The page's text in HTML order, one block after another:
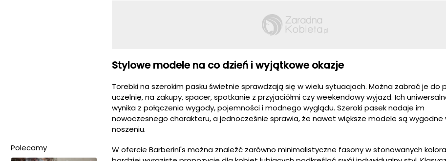
Stylowe modele na co dzień i wyjątkowe okazje
Torebki na szerokim pasku świetnie sprawdzają się w wielu sytuacjach. Można zabrać je do
uczelnię, na zakupy, spacer, spotkanie z przyjaciółmi czy weekendowy wyjazd. Ich
wynika z połączenia wygody, pojemności i modnego wyglądu. Szeroki pasek nadaje im
nowoczesnego charakteru, a jednocześnie sprawia, że nawet większe modele są wygodne
noszeniu.
W ofercie Barberini's można znaleźć zarówno minimalistyczne fasony w stonowanych
Polecamy